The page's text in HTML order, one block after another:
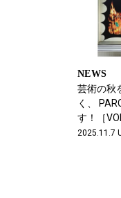
NEWS
芸術の秋
く、
す！［
2025.11.7